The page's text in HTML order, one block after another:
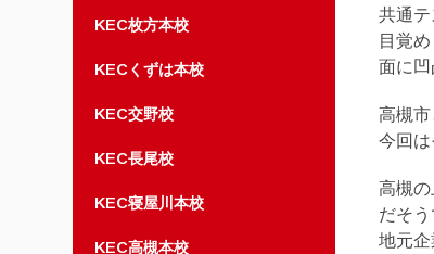
KEC枚方本校
KECくずは本校
KEC交野校
KEC長尾校
KEC寝屋川本校
KEC高槻本校
共通
目覚
面に凹
高槻
今回は
高槻
だそ
地元